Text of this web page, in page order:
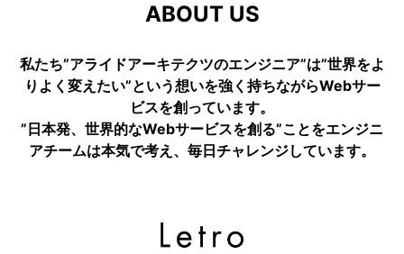
ABOUT US
私たち”アライドアーキテクツのエンジニア”は”世界をよ
りよく変えたい”という想いを強く持ちながらWebサー
ビスを創っています。
”日本発、世界的なWebサービスを創る”ことをエンジニ
アチームは本気で考え、毎日チャレンジしています。